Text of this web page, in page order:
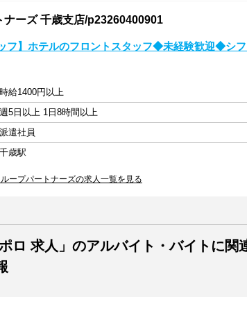
ーズ 千歳支店/p23260400901
フ】ホテルのフロントスタッフ◆未経験歓迎◆シ
時給1400円以上
週5日以上 1日8時間以上
派遣社員
千歳駅
ープパートナーズの求人一覧を見る
ロ 求人」のアルバイト・バイトに関